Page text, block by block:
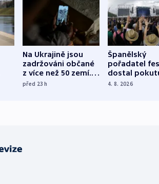
Na Ukrajině jsou
zadržováni občané
z více než 50 zemí.
Bojovali na straně
před 23h
Španělský
pořadatel
dostal
nekalé
4. 8. 2026